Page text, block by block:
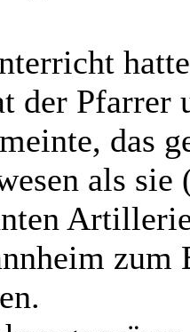
der Pfarrer
das
als
zum